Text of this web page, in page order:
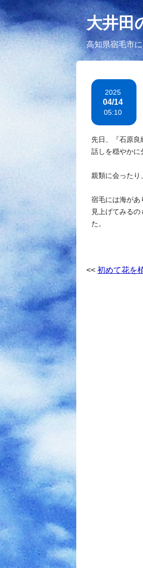
大井田
高知県宿毛市
2025
04/14
05:10
先日、『石原良
話しを穏やかに
親類に会ったり
宿毛には海があ
見上げてみるの
た。
初めて花を